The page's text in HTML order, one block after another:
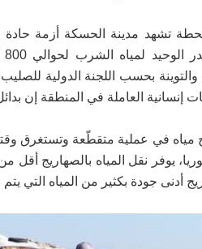
تشهد مدينة الحسكة أزمة حادة
بحسب اللجنة الدولية
العاملة في المنطقة إن
مياه في عملية متقطّعة وتستغرق
أدنى جودة بكثير من المياه التي